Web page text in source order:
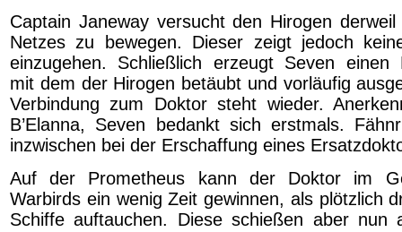
Captain Janeway versucht den Hirogen
Netzes zu bewegen. Dieser zeigt jedoch
einzugehen. Schließlich erzeugt Seven einen
mit dem der Hirogen betäubt und vorläufig
Verbindung zum Doktor steht wieder.
B’Elanna, Seven bedankt sich erstmals.
inzwischen bei der Erschaffung eines
Auf der Prometheus kann der Doktor im
Warbirds ein wenig Zeit gewinnen, als plötzlich
Schiffe auftauchen. Diese schießen aber nun